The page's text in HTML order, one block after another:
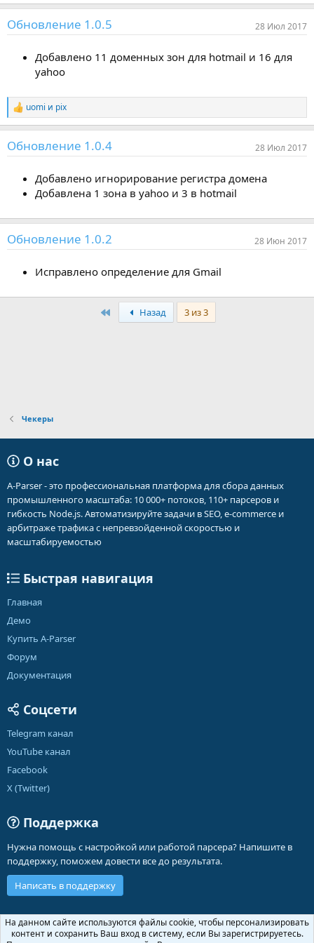
Обновление 1.0.5 28 Июл 2017
Добавлено 11 доменных зон для hotmail и 16 для
yahoo
Р
е
а
к
ц
uomi и pix
Обновление 1.0.4 28 Июл 2017
Добавлено игнорирование регистра домена
Добавлена 1 зона в yahoo и 3 в hotmail
Обновление 1.0.2 28 Июн 2017
Исправлено определение для Gmail
ПервыйНазад 3 из 3
Чекеры
О нас
A-Parser - это профессиональная платформа для сбора данных
промышленного масштаба: 10 000+ потоков, 110+ парсеров и
гибкость Node.js. Автоматизируйте задачи в SEO, e-commerce и
арбитраже трафика с непревзойденной скоростью и
масштабируемостью
Быстрая навигация
Главная
Демо
Купить A-Parser
Форум
Документация
Соцсети
Telegram канал
YouTube канал
Facebook
X (Twitter)
Поддержка
Нужна помощь с настройкой или работой парсера? Напишите в
поддержку, поможем довести все до результата.
Написать в поддержку
Russian (RU)
Обратная связь
Условия и правила
На данном сайте используются файлы cookie, чтобы персонализировать
контент и сохранить Ваш вход в систему, если Вы зарегистрируетесь.